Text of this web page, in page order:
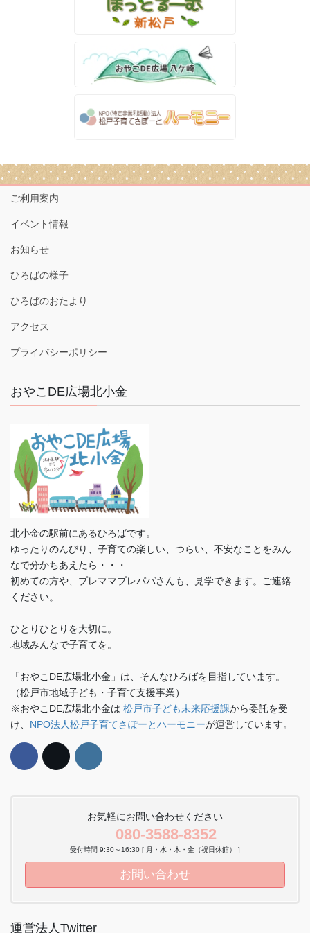
ご利用案内
イベント情報
お知らせ
ひろばの様子
ひろばのおたより
アクセス
プライバシーポリシー
おやこDE広場北小金
北小金の駅前にあるひろばです。
ゆったりのんびり、子育ての楽しい、つらい、不安なことをみん
なで分かちあえたら・・・
初めての方や、プレママプレパパさんも、見学できます。ご連絡
ください。
ひとりひとりを大切に。
地域みんなで子育てを。
「おやこDE広場北小金」は、そんなひろばを目指しています。
（松戸市地域子ども・子育て支援事業）
※おやこDE広場北小金は 松戸市子ども未来応援課から委託を受
け、 NPO法人松戸子育てさぽーとハーモニーが運営しています。
お気軽にお問い合わせください
080-3588-8352
受付時間 9:30～16:30 [ 月・水・木・金（祝日休館） ]
お問い合わせ
運営法人Twitter